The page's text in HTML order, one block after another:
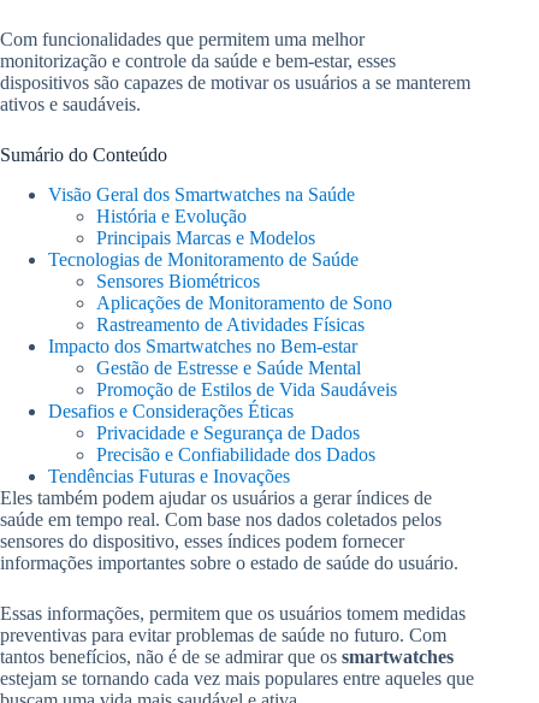
Com funcionalidades que permitem uma melhor
monitorização e controle da saúde e bem-estar, esses
dispositivos são capazes de motivar os usuários a se manterem
ativos e saudáveis.
Sumário do Conteúdo
Visão Geral dos Smartwatches na Saúde
História e Evolução
Principais Marcas e Modelos
Tecnologias de Monitoramento de Saúde
Sensores Biométricos
Aplicações de Monitoramento de Sono
Rastreamento de Atividades Físicas
Impacto dos Smartwatches no Bem-estar
Gestão de Estresse e Saúde Mental
Promoção de Estilos de Vida Saudáveis
Desafios e Considerações Éticas
Privacidade e Segurança de Dados
Precisão e Confiabilidade dos Dados
Tendências Futuras e Inovações
Eles também podem ajudar os usuários a gerar índices de
saúde em tempo real. Com base nos dados coletados pelos
sensores do dispositivo, esses índices podem fornecer
informações importantes sobre o estado de saúde do usuário.
Essas informações, permitem que os usuários tomem medidas
preventivas para evitar problemas de saúde no futuro. Com
tantos benefícios, não é de se admirar que os smartwatches
estejam se tornando cada vez mais populares entre aqueles que